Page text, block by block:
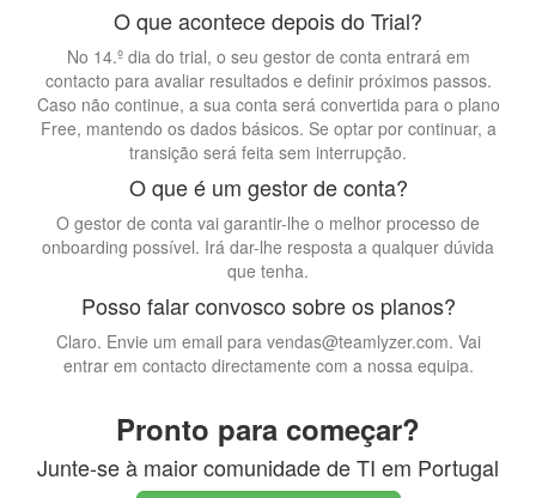
O que acontece depois do Trial?
No 14.º dia do trial, o seu gestor de conta entrará em
contacto para avaliar resultados e definir próximos passos.
Caso não continue, a sua conta será convertida para o plano
Free, mantendo os dados básicos. Se optar por continuar, a
transição será feita sem interrupção.
O que é um gestor de conta?
O gestor de conta vai garantir-lhe o melhor processo de
onboarding possível. Irá dar-lhe resposta a qualquer dúvida
que tenha.
Posso falar convosco sobre os planos?
Claro. Envie um email para vendas@teamlyzer.com. Vai
entrar em contacto directamente com a nossa equipa.
Pronto para começar?
Junte-se à maior comunidade de TI em Portugal